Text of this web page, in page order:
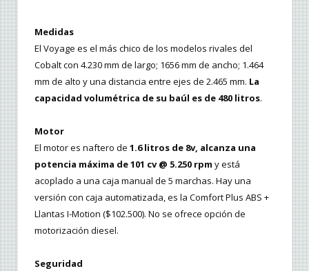
Medidas
El Voyage es el más chico de los modelos rivales del
Cobalt con 4.230 mm de largo; 1656 mm de ancho; 1.464
mm de alto y una distancia entre ejes de 2.465 mm. La
capacidad volumétrica de su baúl es de 480 litros.
Motor
El motor es naftero de 1.6 litros de 8v, alcanza una
potencia máxima de 101 cv @ 5.250 rpm y está
acoplado a una caja manual de 5 marchas. Hay una
versión con caja automatizada, es la Comfort Plus ABS +
Llantas I-Motion ($102.500). No se ofrece opción de
motorización diesel.
Seguridad